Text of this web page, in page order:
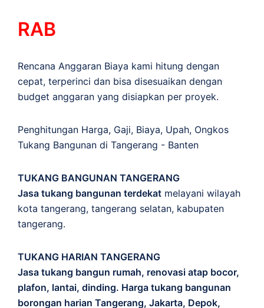
RAB
Rencana Anggaran Biaya kami hitung dengan
cepat, terperinci dan bisa disesuaikan dengan
budget anggaran yang disiapkan per proyek.
Penghitungan Harga, Gaji, Biaya, Upah, Ongkos
Tukang Bangunan di Tangerang - Banten
TUKANG BANGUNAN TANGERANG
Jasa tukang bangunan terdekat melayani wilayah
kota tangerang, tangerang selatan, kabupaten
tangerang.
TUKANG HARIAN TANGERANG
Jasa tukang bangun rumah, renovasi atap bocor,
plafon, lantai, dinding. Harga tukang bangunan
borongan harian Tangerang, Jakarta, Depok,